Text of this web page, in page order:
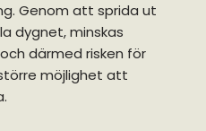
Genom att sprida ut
dygnet, minskas
därmed risken för
möjlighet att